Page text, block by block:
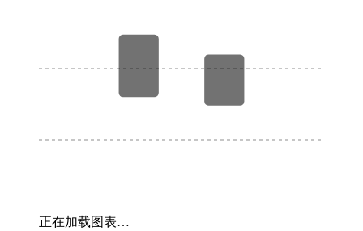
正在加载图表…